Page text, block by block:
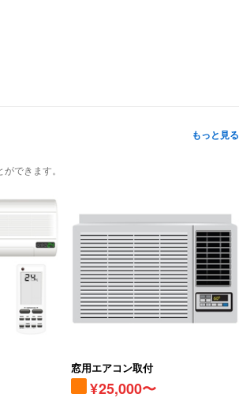
もっと見る
できます。
窓用エアコン取付
25,000〜